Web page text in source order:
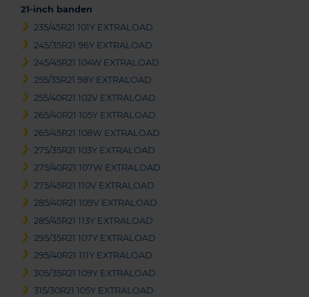
21-inch banden
235/45R21 101Y EXTRALOAD
245/35R21 96Y EXTRALOAD
245/45R21 104W EXTRALOAD
255/35R21 98Y EXTRALOAD
255/40R21 102V EXTRALOAD
265/40R21 105Y EXTRALOAD
265/45R21 108W EXTRALOAD
275/35R21 103Y EXTRALOAD
275/40R21 107W EXTRALOAD
275/45R21 110V EXTRALOAD
285/40R21 109V EXTRALOAD
285/45R21 113Y EXTRALOAD
295/35R21 107Y EXTRALOAD
295/40R21 111Y EXTRALOAD
305/35R21 109Y EXTRALOAD
315/30R21 105Y EXTRALOAD